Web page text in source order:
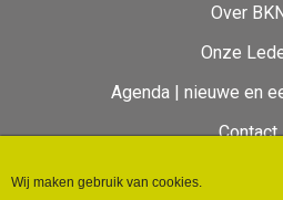
Over BKN
Onze
Agenda | nieuwe en
Contact